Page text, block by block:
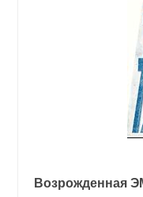
Возрожденная